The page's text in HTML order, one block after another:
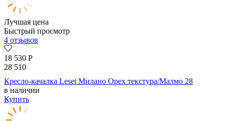
Лучшая цена
Быстрый просмотр
4 отзывов
18 530 Р
28 510
Кресло-качалка Leset Милано Орех текстура/Малмо 28
в наличии
Купить